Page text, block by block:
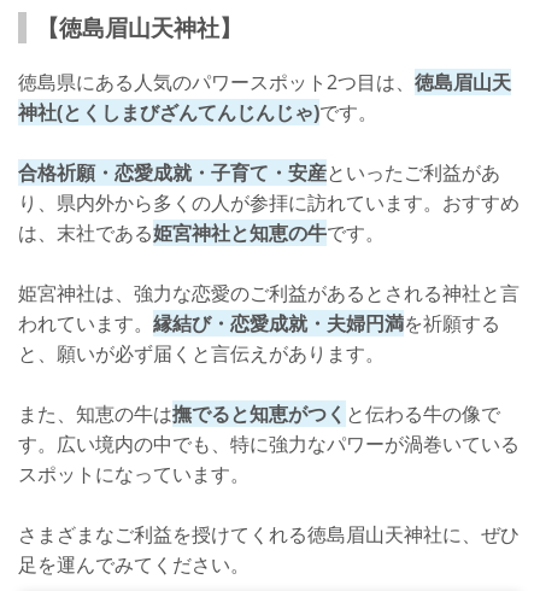
【徳島眉山天神社】
徳島県にある人気のパワースポット2つ目は、 徳島眉山天
神社(とくしまびざんてんじんじゃ)です。
合格祈願・恋愛成就・子育て・安産といったご利益があ
り、県内外から多くの人が参拝に訪れています。おすすめ
は、末社である姫宮神社と知恵の牛です。
姫宮神社は、強力な恋愛のご利益があるとされる神社と言
われています。 縁結び・恋愛成就・夫婦円満を祈願する
と、願いが必ず届くと言伝えがあります。
また、知恵の牛は撫でると知恵がつく と伝わる牛の像で
す。広い境内の中でも、特に強力なパワーが渦巻いている
スポットになっています。
さまざまなご利益を授けてくれる徳島眉山天神社に、ぜひ
足を運んでみてください。